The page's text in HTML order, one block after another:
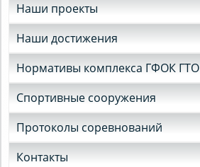
Наши проекты
Наши достижения
Нормативы комплекса ГФОК ГТО
Спортивные сооружения
Протоколы соревнований
Контакты